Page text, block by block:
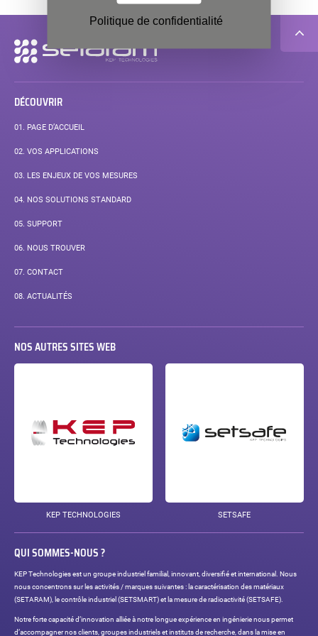
Navigation
secondaire
DÉCOUVRIR
01. PAGE D’ACCUEIL
02. VOS APPLICATIONS
03. LES ENJEUX DE VOS MESURES
04. NOS SOLUTIONS STANDARD
05. SUPPORT
06. NOUS TROUVER
07. CONTACT
08. ACTUALITÉS
NOS AUTRES SITES WEB
KEP TECHNOLOGIES SETSAFE
QUI SOMMES-NOUS ?
KEP Technologies est un groupe industriel familial, innovant, diversifié et international. Nous
nous concentrons sur les activités / marques suivantes : la caractérisation des matériaux
(SETARAM), le contrôle industriel (SETSMART) et la mesure de radioactivité (SETSAFE).
Notre forte capacité d’innovation alliée à notre longue expérience en ingénierie nous permet
d’accompagner nos clients, groupes industriels et instituts de recherche, dans la mise en
Politique de confidentialité